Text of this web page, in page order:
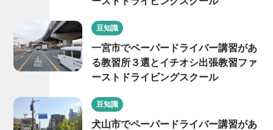
豆知識
一宮市でペーパードライバー講習があ
る教習所３選とイチオシ出張教習ファ
ーストドライビングスクール
豆知識
犬山市でペーパードライバー講習があ